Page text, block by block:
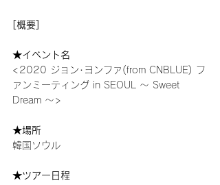
[概要]
★イベント名
<2020 ジョン･ヨンファ(from CNBLUE) フ
ァンミーティング in SEOUL ～ Sweet
Dream ～>
★場所
韓国ソウル
★ツアー日程